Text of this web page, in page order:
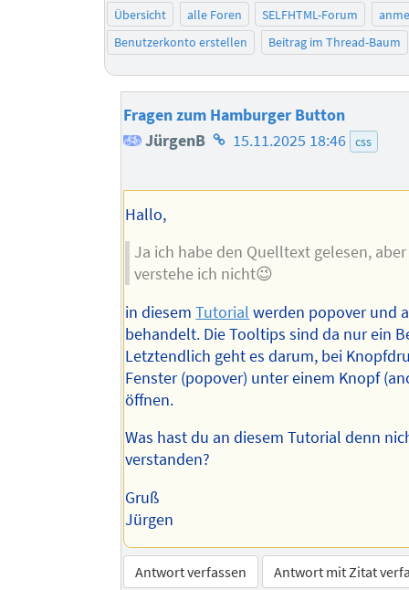
Übersicht alle Foren SELFHTML-Forum
Benutzerkonto erstellen
Beitrag im Thread-Baum
Fragen zum Hamburger Button
JürgenB Homepage
Autors
15.11.2025 18:46 css
Hallo,
Ja ich habe den Quelltext gelesen,
verstehe ich nicht😉
in diesemTutorial werden popover und
behandelt. Die Tooltips sind da nur ein
Letztendlich geht es darum, bei
Fenster (popover) unter einem Knopf
öffnen.
Was hast du an diesem Tutorial denn
verstanden?
Gruß
Jürgen
Antwort verfassen
Antwort mit Zitat